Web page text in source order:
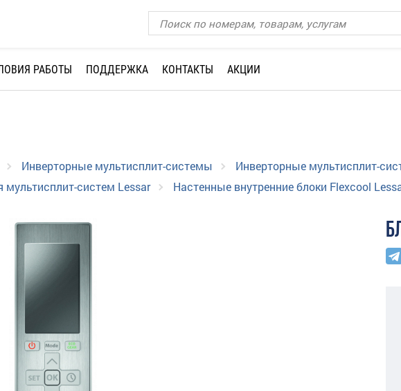
РАБОТЫ ПОДДЕРЖКА КОНТАКТЫ АКЦИИ
Инверторные мультисплит-системы
Инверторные мультисплит-
мультисплит-систем Lessar
Настенные внутренние блоки Flexcool